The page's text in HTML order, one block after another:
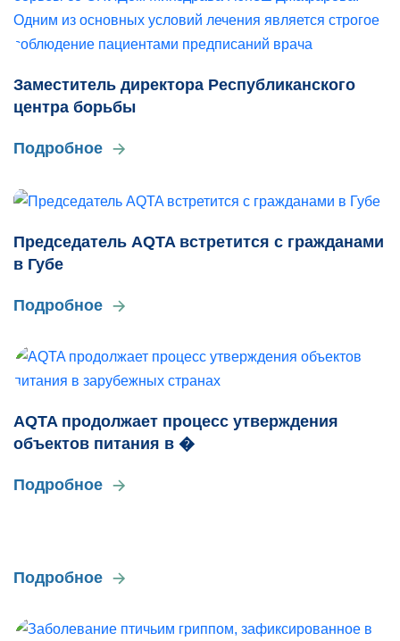
Заместитель директора Республиканского
центра борьбы
Подробное
Председатель AQTA встретится с гражданами
в Губе
Подробное
AQTA продолжает процесс утверждения
объектов питания в �
Подробное
Подробное